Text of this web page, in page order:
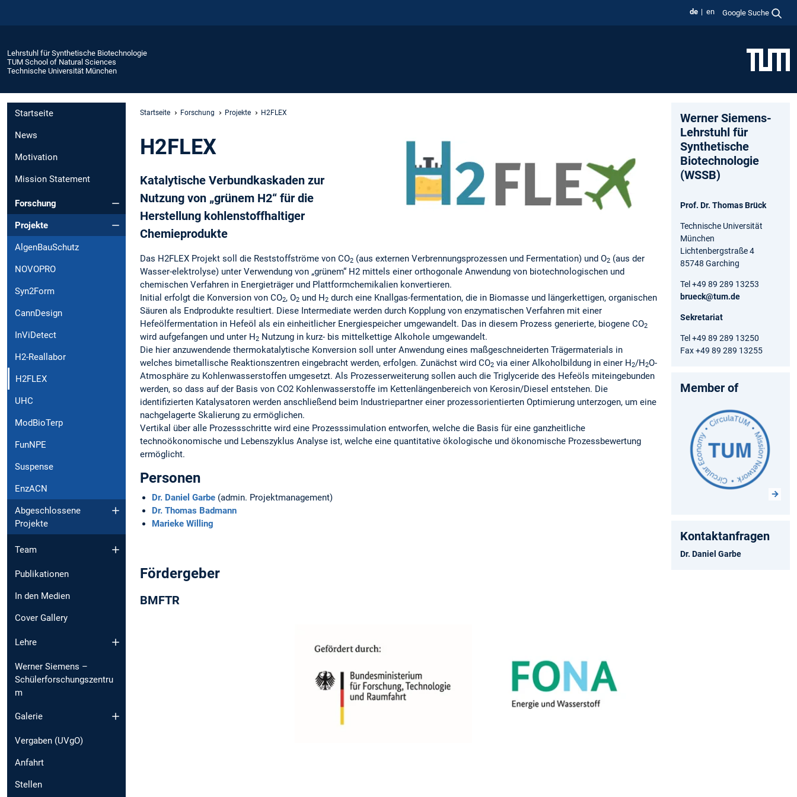
de en Google Suche
Lehrstuhl für Synthetische Biotechnologie
TUM School of Natural Sciences
Technische Universität München
Startseite
News
Motivation
Mission Statement
Forschung
Projekte
AlgenBauSchutz
NOVOPRO
Syn2Form
CannDesign
InViDetect
H2-Reallabor
H2FLEX
UHC
ModBioTerp
FunNPE
Suspense
EnzACN
Abgeschlossene
Projekte
Team
Publikationen
In den Medien
Cover Gallery
Lehre
Werner Siemens –
Schülerforschungszentru
m
Galerie
Vergaben (UVgO)
Anfahrt
Stellen
Startseite Forschung Projekte H2FLEX
H2FLEX
Katalytische Verbundkaskaden zur
Nutzung von „grünem H2“ für die
Herstellung kohlenstoffhaltiger
Chemieprodukte
Das H2FLEX Projekt soll die Reststoffströme von CO2 (aus externen Verbrennungsprozessen und Fermentation) und O2 (aus der
Wasser-elektrolyse) unter Verwendung von „grünem“ H2 mittels einer orthogonale Anwendung von biotechnologischen und
chemischen Verfahren in Energieträger und Plattformchemikalien konvertieren.
Initial erfolgt die Konversion von CO2, O2 und H2 durch eine Knallgas-fermentation, die in Biomasse und längerkettigen, organischen
Säuren als Endprodukte resultiert. Diese Intermediate werden durch Kopplung von enzymatischen Verfahren mit einer
Hefeölfermentation in Hefeöl als ein einheitlicher Energiespeicher umgewandelt. Das in diesem Prozess generierte, biogene CO2
wird aufgefangen und unter H2 Nutzung in kurz- bis mittelkettige Alkohole umgewandelt.
Die hier anzuwendende thermokatalytische Konversion soll unter Anwendung eines maßgeschneiderten Trägermaterials in
welches bimetallische Reaktionszentren eingebracht werden, erfolgen. Zunächst wird CO2 via einer Alkoholbildung in einer H2/H2O-
Atmosphäre zu Kohlenwasserstoffen umgesetzt. Als Prozesserweiterung sollen auch die Triglyceride des Hefeöls miteingebunden
werden, so dass auf der Basis von CO2 Kohlenwasserstoffe im Kettenlängenbereich von Kerosin/Diesel entstehen. Die
identifizierten Katalysatoren werden anschließend beim Industriepartner einer prozessorientierten Optimierung unterzogen, um eine
nachgelagerte Skalierung zu ermöglichen.
Vertikal über alle Prozessschritte wird eine Prozesssimulation entworfen, welche die Basis für eine ganzheitliche
technoökonomische und Lebenszyklus Analyse ist, welche eine quantitative ökologische und ökonomische Prozessbewertung
ermöglicht.
Personen
Dr. Daniel Garbe (admin. Projektmanagement)
Dr. Thomas Badmann
Marieke Willing
Fördergeber
BMFTR
Werner Siemens-
Lehrstuhl für
Synthetische
Biotechnologie
(WSSB)
Prof. Dr. Thomas Brück
Technische Universität
München
Lichtenbergstraße 4
85748 Garching
Tel +49 89 289 13253
brueck@tum.de
Sekretariat
Tel +49 89 289 13250
Fax +49 89 289 13255
Member of
Kontaktanfragen
Dr. Daniel Garbe